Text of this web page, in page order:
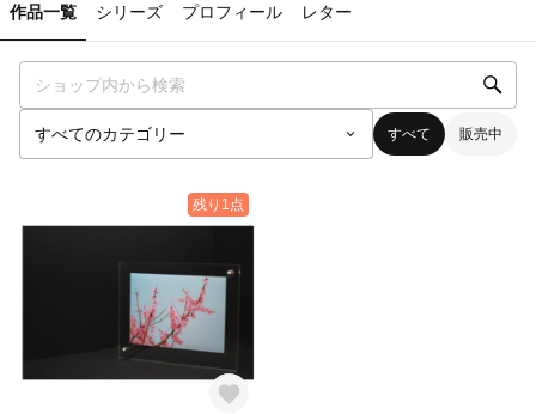
作品一覧 シリーズ プロフィール レター
すべて 販売中
残り1点